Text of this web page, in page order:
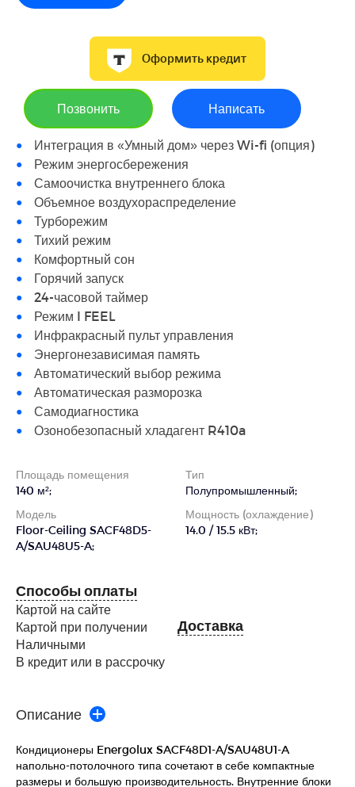
Оформить кредит
Позвонить Написать
Интеграция в «Умный дом» через Wi-fi (опция)
Режим энергосбережения
Самоочистка внутреннего блока
Объемное воздухораспределение
Турборежим
Тихий режим
Комфортный сон
Горячий запуск
24-часовой таймер
Режим I FEEL
Инфракрасный пульт управления
Энергонезависимая память
Автоматический выбор режима
Автоматическая разморозка
Самодиагностика
Озонобезопасный хладагент R410a
Площадь помещения
140 м²;
Тип
Полупромышленный;
Модель
Floor-Ceiling SACF48D5-
A/SAU48U5-A;
Мощность (охлаждение)
14.0 / 15.5 кВт;
Способы оплаты
Картой на сайте
Картой при получении
Наличными
В кредит или в рассрочку
Доставка
Описание
Кондиционеры Energolux SACF48D1-A/SAU48U1-A
напольно-потолочного типа сочетают в себе компактные
размеры и большую производительность. Внутренние блоки